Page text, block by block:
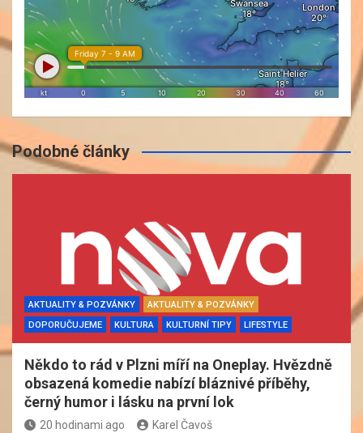
Podobné články
AKTUALITY & POZVÁNKY
AKTUALITY & POZVÁNKY
DOPORUČUJEME
KULTURA KULTURNÍ TIPY LIFESTYLE
Někdo to rád v Plzni míří na Oneplay. Hvězdně
obsazená komedie nabízí bláznivé příběhy,
černý humor i lásku na první lok
20 hodinami ago Karel Čavoš